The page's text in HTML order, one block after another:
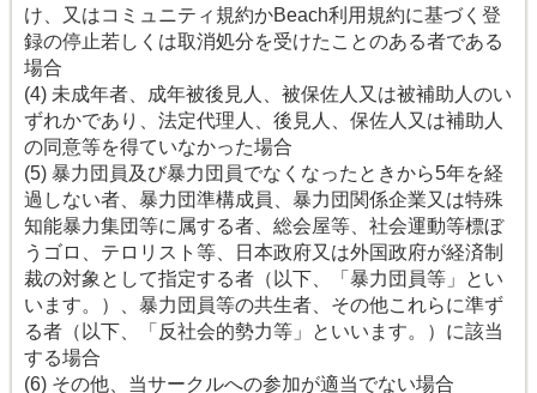
け、又はコミュニティ規約かBeach利用規約に基づく登
録の停止若しくは取消処分を受けたことのある者である
場合
(4) 未成年者、成年被後見人、被保佐人又は被補助人のい
ずれかであり、法定代理人、後見人、保佐人又は補助人
の同意等を得ていなかった場合
(5) 暴力団員及び暴力団員でなくなったときから5年を経
過しない者、暴力団準構成員、暴力団関係企業又は特殊
知能暴力集団等に属する者、総会屋等、社会運動等標ぼ
うゴロ、テロリスト等、日本政府又は外国政府が経済制
裁の対象として指定する者（以下、「暴力団員等」とい
います。）、暴力団員等の共生者、その他これらに準ず
る者（以下、「反社会的勢力等」といいます。）に該当
する場合
(6) その他、当サークルへの参加が適当でない場合